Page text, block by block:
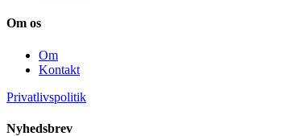
Om os
Om
Kontakt
Privatlivspolitik
Nyhedsbrev